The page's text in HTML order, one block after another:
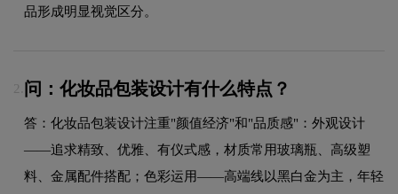
品形成明显视觉区分。
2. 问：化妆品包装设计有什么特点？
答：化妆品包装设计注重"颜值经济"和"品质感"：外观设计
——追求精致、优雅、有仪式感，材质常用玻璃瓶、高级塑
料、金属配件搭配；色彩运用——高端线以黑白金为主，年轻